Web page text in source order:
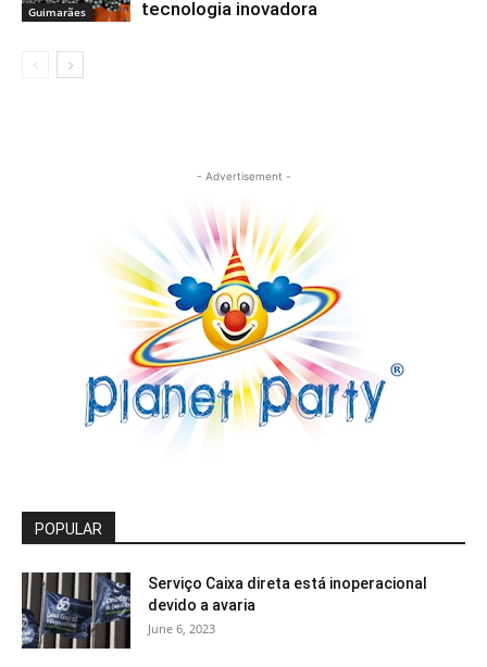
Guimarães tecnologia inovadora
- Advertisement -
POPULAR
Serviço Caixa direta está inoperacional
devido a avaria
June 6, 2023